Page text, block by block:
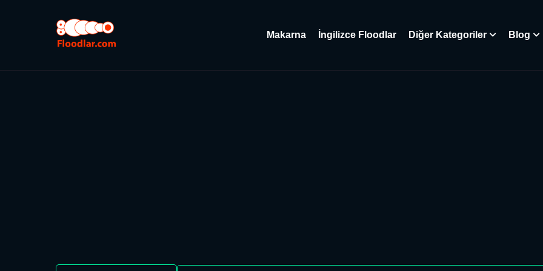
Makarna İngilizce Floodlar Diğer Kategoriler Blog